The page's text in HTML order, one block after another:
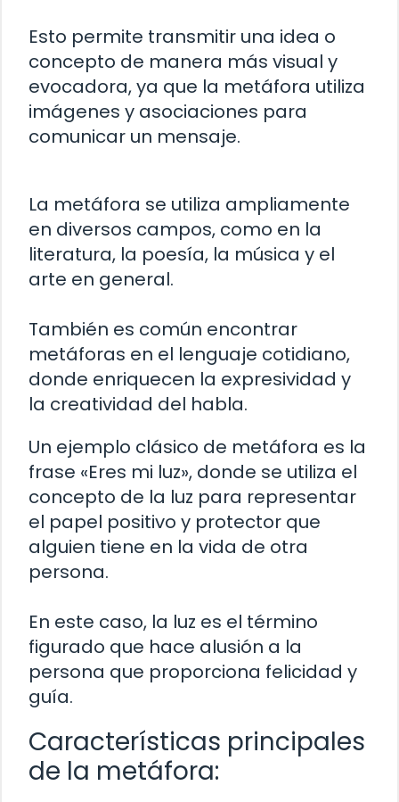
Esto permite transmitir una idea o
concepto de manera más visual y
evocadora, ya que la metáfora utiliza
imágenes y asociaciones para
comunicar un mensaje.
La metáfora se utiliza ampliamente
en diversos campos, como en la
literatura, la poesía, la música y el
arte en general.
También es común encontrar
metáforas en el lenguaje cotidiano,
donde enriquecen la expresividad y
la creatividad del habla.
Un ejemplo clásico de metáfora es la
frase «Eres mi luz», donde se utiliza el
concepto de la luz para representar
el papel positivo y protector que
alguien tiene en la vida de otra
persona.
En este caso, la luz es el término
figurado que hace alusión a la
persona que proporciona felicidad y
guía.
Características principales
de la metáfora: